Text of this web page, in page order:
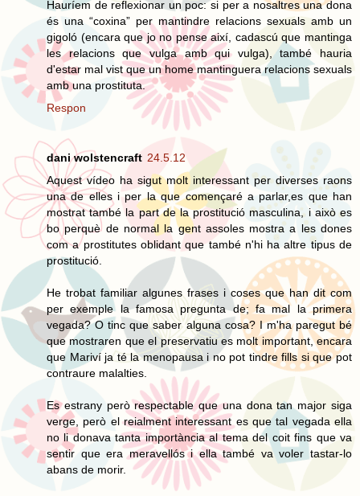
Hauríem de reflexionar un poc: si per a nosaltres una dona
és una “coxina” per mantindre relacions sexuals amb un
gigoló (encara que jo no pense així, cadascú que mantinga
les relacions que vulga amb qui vulga), també hauria
d'estar mal vist que un home mantinguera relacions sexuals
amb una prostituta.
Respon
dani wolstencraft 24.5.12
Aquest vídeo ha sigut molt interessant per diverses raons
una de elles i per la que començaré a parlar,es que han
mostrat també la part de la prostitució masculina, i això es
bo perquè de normal la gent assoles mostra a les dones
com a prostitutes oblidant que també n'hi ha altre tipus de
prostitució.
He trobat familiar algunes frases i coses que han dit com
per exemple la famosa pregunta de; fa mal la primera
vegada? O tinc que saber alguna cosa? I m'ha paregut bé
que mostraren que el preservatiu es molt important, encara
que Mariví ja té la menopausa i no pot tindre fills si que pot
contraure malalties.
Es estrany però respectable que una dona tan major siga
verge, però el reialment interessant es que tal vegada ella
no li donava tanta importància al tema del coit fins que va
sentir que era meravellós i ella també va voler tastar-lo
abans de morir.